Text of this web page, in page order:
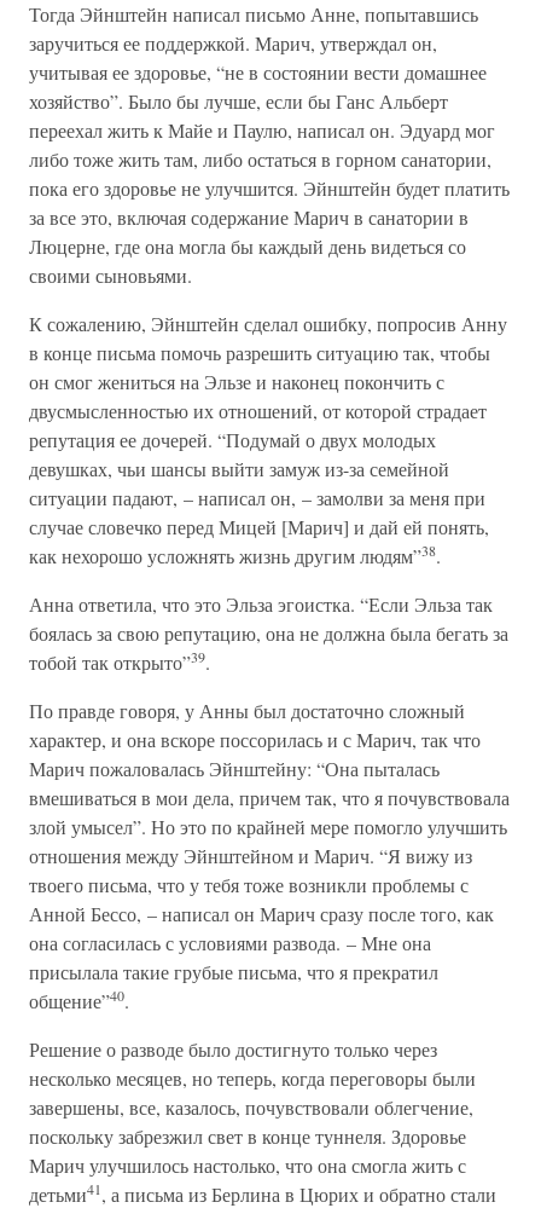
Тогда Эйнштейн написал письмо Анне, попытавшись
заручиться ее поддержкой. Марич, утверждал он,
учитывая ее здоровье, “не в состоянии вести домашнее
хозяйство”. Было бы лучше, если бы Ганс Альберт
переехал жить к Майе и Паулю, написал он. Эдуард мог
либо тоже жить там, либо остаться в горном санатории,
пока его здоровье не улучшится. Эйнштейн будет платить
за все это, включая содержание Марич в санатории в
Люцерне, где она могла бы каждый день видеться со
своими сыновьями.
К сожалению, Эйнштейн сделал ошибку, попросив Анну
в конце письма помочь разрешить ситуацию так, чтобы
он смог жениться на Эльзе и наконец покончить с
двусмысленностью их отношений, от которой страдает
репутация ее дочерей. “Подумай о двух молодых
девушках, чьи шансы выйти замуж из-за семейной
ситуации падают, – написал он, – замолви за меня при
случае словечко перед Мицей [Марич] и дай ей понять,
как нехорошо усложнять жизнь другим людям”38.
Анна ответила, что это Эльза эгоистка. “Если Эльза так
боялась за свою репутацию, она не должна была бегать за
тобой так открыто”39.
По правде говоря, у Анны был достаточно сложный
характер, и она вскоре поссорилась и с Марич, так что
Марич пожаловалась Эйнштейну: “Она пыталась
вмешиваться в мои дела, причем так, что я почувствовала
злой умысел”. Но это по крайней мере помогло улучшить
отношения между Эйнштейном и Марич. “Я вижу из
твоего письма, что у тебя тоже возникли проблемы с
Анной Бессо, – написал он Марич сразу после того, как
она согласилась с условиями развода. – Мне она
присылала такие грубые письма, что я прекратил
общение”40.
Решение о разводе было достигнуто только через
несколько месяцев, но теперь, когда переговоры были
завершены, все, казалось, почувствовали облегчение,
поскольку забрезжил свет в конце туннеля. Здоровье
Марич улучшилось настолько, что она смогла жить с
детьми41, а письма из Берлина в Цюрих и обратно стали